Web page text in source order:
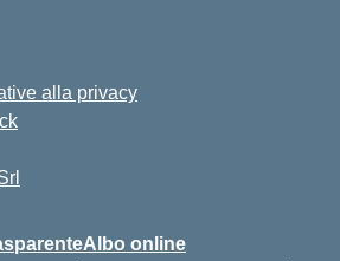
alla privacy
Albo online